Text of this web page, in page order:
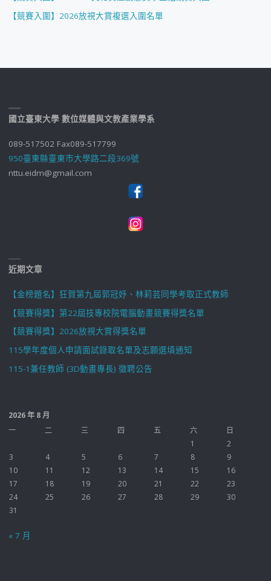
【競賽入圍】2026放視大賞複選入圍名單
國立臺東大學 數位媒體與文教產業學系
089-517502 Fax089-517799
950臺東縣臺東市大學路二段369號
nttu.eidm@gmail.com
近期文章
【金榜題名】狂賀第九屆郭冠妤、林莉芸同學考取正式教師
【競賽得獎】第22屆技專校院電腦動畫競賽得獎名單
【競賽得獎】2026放視大賞得獎名單
115學年度個人申請面試錄取名單及志願選填通知
115-1兼任教師 (3D動畫專長) 徵聘公告
2026 年 8 月
一
二 三 四 五 六
日
1
2
3
4 5 6 7 8
9
10
11 12 13 14 15
16
17
18 19 20 21 22
23
24
25 26 27 28 29
30
31
« 7 月